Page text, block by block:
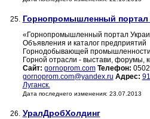
25. Горнопромышленный портал
«Горнопромышленный портал
Объявления и каталог предприятий
Горнодобывающей
Горной отрасли - выстави, форумы,
Сайт: gornoprom.com Телефон:
gornoprom.com@yandex.ru Адрес:
Луганск.
Дата последнего изменения: 23.07.2013
26. УралДробХолдинг